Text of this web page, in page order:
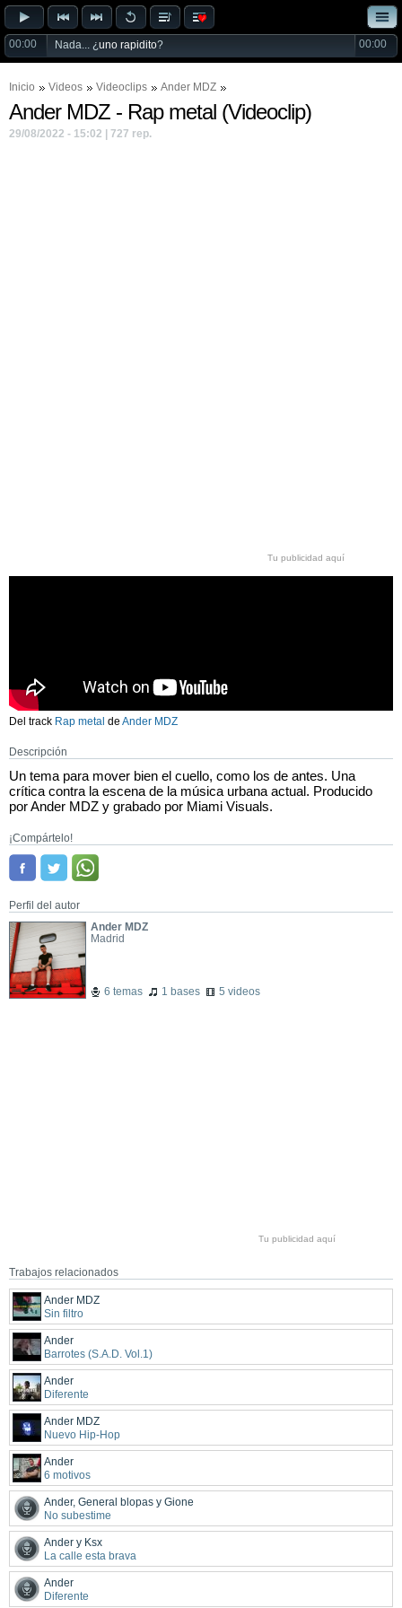
00:00 Nada... ¿uno rapidito? 00:00
Inicio Videos Videoclips Ander MDZ
Ander MDZ - Rap metal (Videoclip)
29/08/2022 - 15:02 | 727 rep.
Tu publicidad aquí
Del track Rap metal de Ander MDZ
Descripción
Un tema para mover bien el cuello, como los de antes. Una
crítica contra la escena de la música urbana actual. Producido
por Ander MDZ y grabado por Miami Visuals.
¡Compártelo!
Perfil del autor
Ander MDZ
Madrid
6 temas 1 bases 5 videos
Tu publicidad aquí
Trabajos relacionados
Ander MDZ
Sin filtro
Ander
Barrotes (S.A.D. Vol.1)
Ander
Diferente
Ander MDZ
Nuevo Hip-Hop
Ander
6 motivos
Ander, General blopas y Gione
No subestime
Ander y Ksx
La calle esta brava
Ander
Diferente